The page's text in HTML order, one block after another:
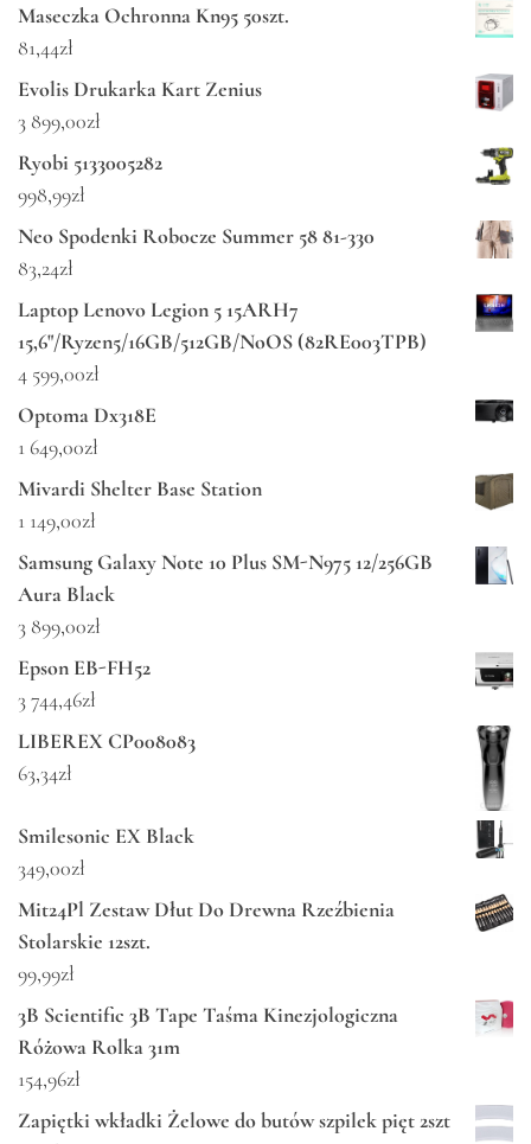
Maseczka Ochronna Kn95 50szt.
81,44zł
Evolis Drukarka Kart Zenius
3 899,00zł
Ryobi 5133005282
998,99zł
Neo Spodenki Robocze Summer 58 81-330
83,24zł
Laptop Lenovo Legion 5 15ARH7
15,6"/Ryzen5/16GB/512GB/NoOS (82RE003TPB)
4 599,00zł
Optoma Dx318E
1 649,00zł
Mivardi Shelter Base Station
1 149,00zł
Samsung Galaxy Note 10 Plus SM-N975 12/256GB
Aura Black
3 899,00zł
Epson EB-FH52
3 744,46zł
LIBEREX CP008083
63,34zł
Smilesonic EX Black
349,00zł
Mit24Pl Zestaw Dłut Do Drewna Rzeźbienia
Stolarskie 12szt.
99,99zł
3B Scientific 3B Tape Taśma Kinezjologiczna
Różowa Rolka 31m
154,96zł
Zapiętki wkładki Żelowe do butów szpilek pięt 2szt